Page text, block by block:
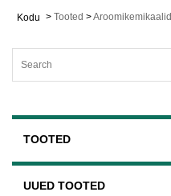
Kodu > Tooted >Aroomikemikaalid
TOOTED
UUED TOOTED